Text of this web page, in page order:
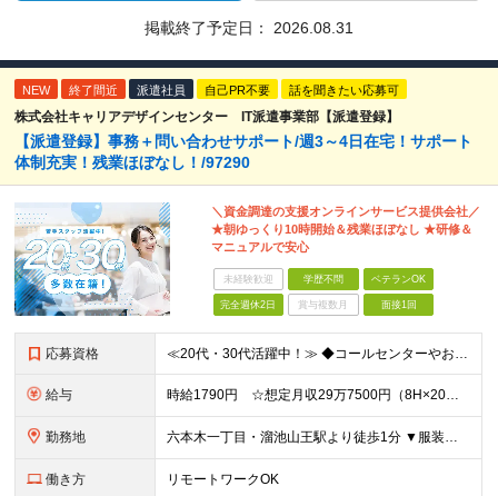
掲載終了予定日： 2026.08.31
NEW 終了間近 派遣社員 自己PR不要 話を聞きたい応募可
株式会社キャリアデザインセンター IT派遣事業部【派遣登録】
【派遣登録】事務＋問い合わせサポート/週3～4日在宅！サポート
体制充実！残業ほぼなし！/97290
＼資金調達の支援オンラインサービス提供会社／
★朝ゆっくり10時開始＆残業ほぼなし ★研修＆
マニュアルで安心
未経験歓迎 学歴不問 ベテランOK
完全週休2日 賞与複数月 面接1回
応募資格 ≪20代・30代活躍中！≫ ◆コールセンターやお客様サポートなど、お客様と接する経験がある方 ※ブランクがある方やこれまでのご経験に自信がない方も、まずはお気軽にご応募ください！ ※ご経歴をなるべく
給与 時給1790円 ☆想定月収29万7500円（8H×20日＋残業5H） ※交通費全額支給 ※在宅日数に応じて、在宅勤務手当あり
勤務地 六本木一丁目・溜池山王駅より徒歩1分 ▼服装：私服（サンダル、デニムOK） ▼働き方：一部在宅（週3～4日） ※現在は週1日出社、週4日在宅勤務となります。 ※研修中から在宅の日については在宅での研
働き方 リモートワークOK